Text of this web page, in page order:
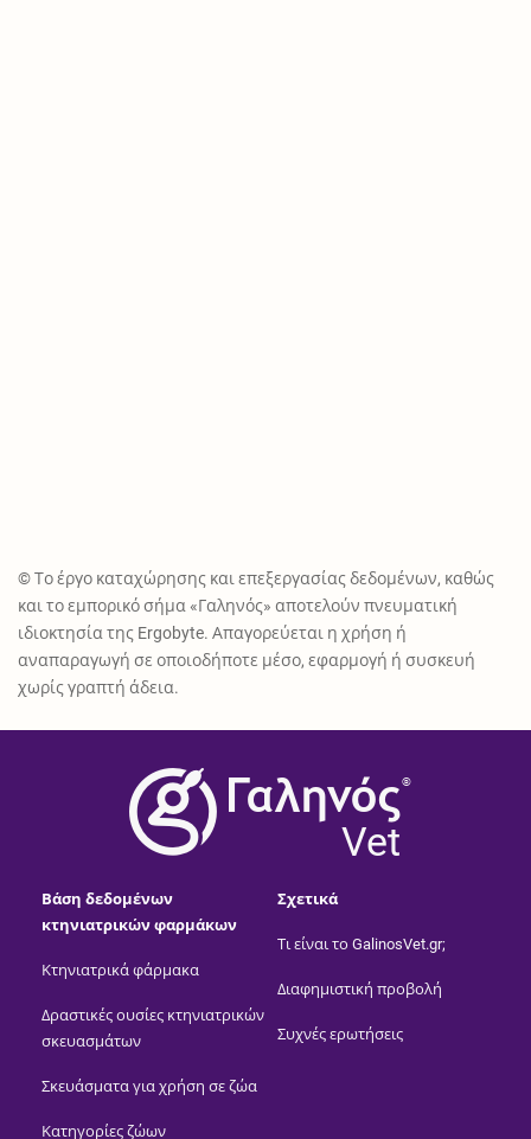
© Το έργο καταχώρησης και επεξεργασίας δεδομένων, καθώς
και το εμπορικό σήμα «Γαληνός» αποτελούν πνευματική
ιδιοκτησία της Ergobyte. Απαγορεύεται η χρήση ή
αναπαραγωγή σε οποιοδήποτε μέσο, εφαρμογή ή συσκευή
χωρίς γραπτή άδεια.
®
Vet
Βάση δεδομένων
κτηνιατρικών φαρμάκων
Κτηνιατρικά φάρμακα
Δραστικές ουσίες κτηνιατρικών
σκευασμάτων
Σκευάσματα για χρήση σε ζώα
Κατηγορίες ζώων
Σχετικά
Τι είναι το GalinosVet.gr;
Διαφημιστική προβολή
Συχνές ερωτήσεις